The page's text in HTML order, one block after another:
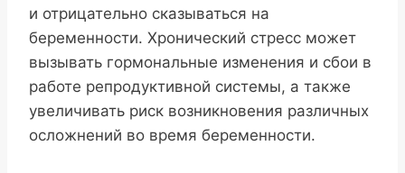
и отрицательно сказываться на
беременности. Хронический стресс может
вызывать гормональные изменения и сбои в
работе репродуктивной системы, а также
увеличивать риск возникновения различных
осложнений во время беременности.